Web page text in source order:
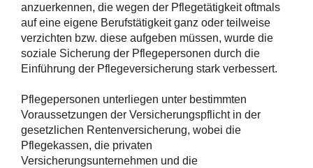
anzuerkennen, die wegen der Pflegetätigkeit oftmals
auf eine eigene Berufstätigkeit ganz oder teilweise
verzichten bzw. diese aufgeben müssen, wurde die
soziale Sicherung der Pflegepersonen durch die
Einführung der Pflegeversicherung stark verbessert.
Pflegepersonen unterliegen unter bestimmten
Voraussetzungen der Versicherungspflicht in der
gesetzlichen Rentenversicherung, wobei die
Pflegekassen, die privaten
Versicherungsunternehmen und die